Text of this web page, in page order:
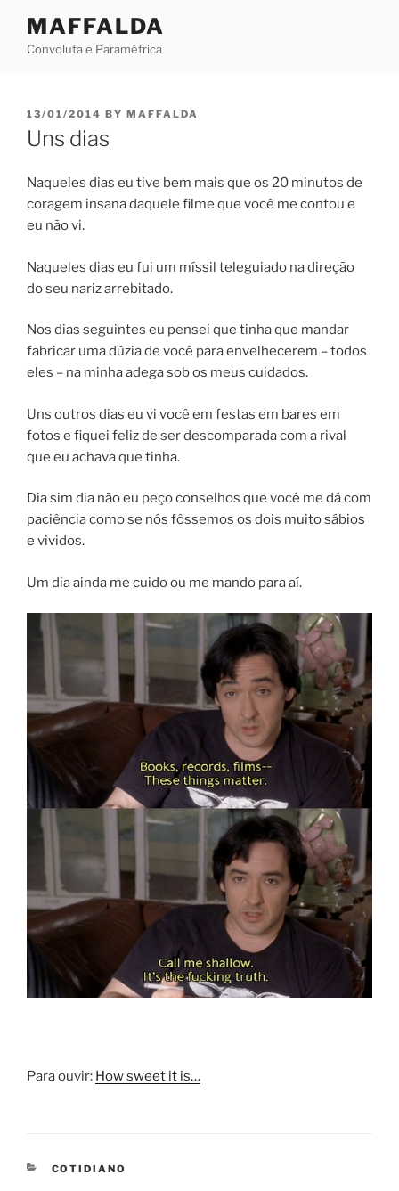
content
MAFFALDA
Convoluta e Paramétrica
POSTED
ON
13/01/2014 BY MAFFALDA
Uns dias
Naqueles dias eu tive bem mais que os 20 minutos de
coragem insana daquele filme que você me contou e
eu não vi.
Naqueles dias eu fui um míssil teleguiado na direção
do seu nariz arrebitado.
Nos dias seguintes eu pensei que tinha que mandar
fabricar uma dúzia de você para envelhecerem – todos
eles – na minha adega sob os meus cuidados.
Uns outros dias eu vi você em festas em bares em
fotos e fiquei feliz de ser descomparada com a rival
que eu achava que tinha.
Dia sim dia não eu peço conselhos que você me dá com
paciência como se nós fôssemos os dois muito sábios
e vividos.
Um dia ainda me cuido ou me mando para aí.
Para ouvir: How sweet it is…
CATEGORIES
COTIDIANO